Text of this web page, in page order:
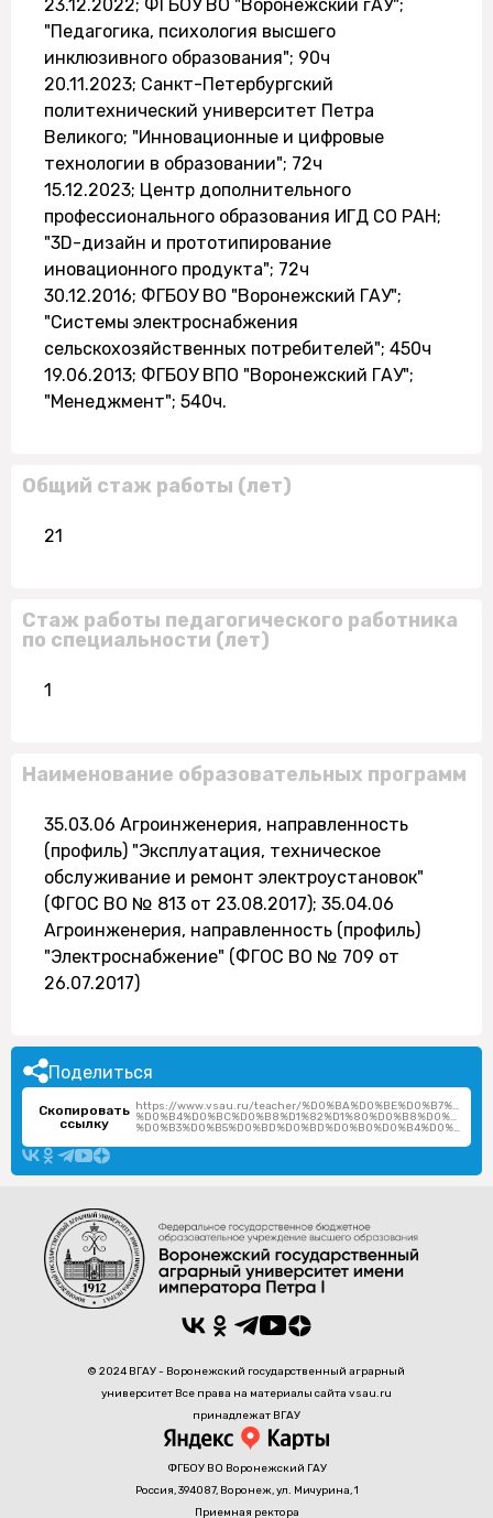
23.12.2022; ФГБОУ ВО "Воронежский гАУ";
"Педагогика, психология высшего
инклюзивного образования"; 90ч
20.11.2023; Санкт-Петербургский
политехнический университет Петра
Великого; "Инновационные и цифровые
технологии в образовании"; 72ч
15.12.2023; Центр дополнительного
профессионального образования ИГД СО РАН;
"3D-дизайн и прототипирование
иновационного продукта"; 72ч
30.12.2016; ФГБОУ ВО "Воронежский ГАУ";
"Системы электроснабжения
сельскохозяйственных потребителей"; 450ч
19.06.2013; ФГБОУ ВПО "Воронежский ГАУ";
"Менеджмент"; 540ч.
Общий стаж работы (лет)
21
Стаж работы педагогического работника
по специальности (лет)
1
Наименование образовательных программ
35.03.06 Агроинженерия, направленность
(профиль) "Эксплуатация, техническое
обслуживание и ремонт электроустановок"
(ФГОС ВО № 813 от 23.08.2017); 35.04.06
Агроинженерия, направленность (профиль)
"Электроснабжение" (ФГОС ВО № 709 от
26.07.2017)
Поделиться
Скопировать
ссылку
https://www.vsau.ru/teacher/
%D0%B4%D0%BC%D0%B8%D1%82%D1%80%D0%B8%D0%B9-
%D0%B3%D0%B5%D0%BD%D0%BD%D0%B0%D0%B4%D0%B8%D0%B5%D0%B2%D0%B8%D1%87/
© 2024 ВГАУ - Воронежский государственный аграрный
университет Все права на материалы сайта vsau.ru
принадлежат ВГАУ
ФГБОУ ВО Воронежский ГАУ
Россия, 394087, Воронеж, ул. Мичурина, 1
Приемная ректора